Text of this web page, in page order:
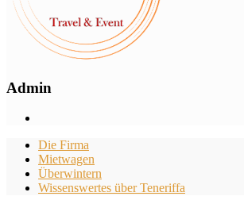
Admin
Die Firma
Mietwagen
Überwintern
Wissenswertes über Teneriffa